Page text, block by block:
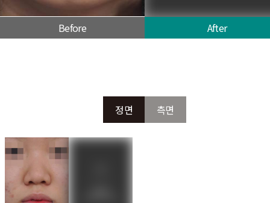
Before After
정면 측면